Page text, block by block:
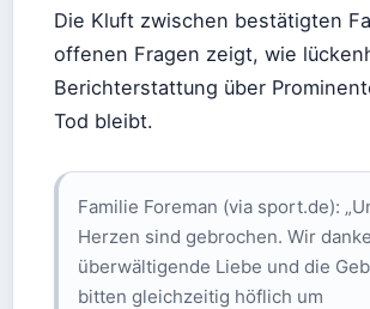
Die Kluft zwischen bestätigten
offenen Fragen zeigt, wie
Berichterstattung über
Tod bleibt.
Familie Foreman (via sport.de):
Herzen sind gebrochen. Wir
überwältigende Liebe und die
bitten gleichzeitig höflich um